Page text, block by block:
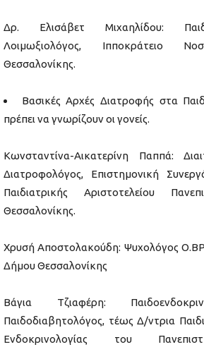
Δρ. Ελισάβετ Μιχαηλίδου:
Λοιμωξιολόγος, Ιπποκράτειο
Θεσσαλονίκης.
Βασικές Αρχές Διατροφής στα
πρέπει να γνωρίζουν οι γονείς.
Κωνσταντίνα-Αικατερίνη Παππά:
Διατροφολόγος, Επιστημονική
Παιδιατρικής Αριστοτελείου
Θεσσαλονίκης.
Χρυσή Αποστολακούδη: Ψυχολόγος
Δήμου Θεσσαλονίκης
Βάγια Τζιαφέρη:
Παιδοδιαβητολόγος, τέως Δ/ντρια
Ενδοκρινολογίας του